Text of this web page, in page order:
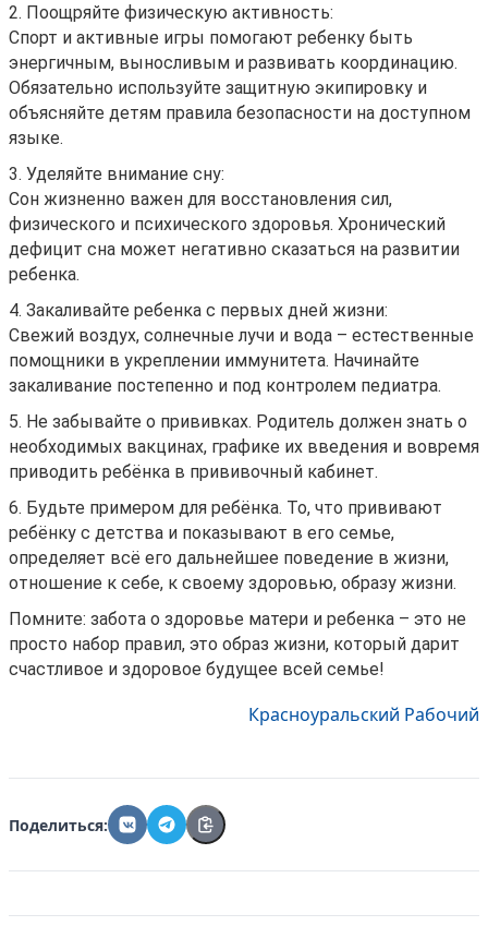
2. Поощряйте физическую активность:
Спорт и активные игры помогают ребенку быть
энергичным, выносливым и развивать координацию.
Обязательно используйте защитную экипировку и
объясняйте детям правила безопасности на доступном
языке.
3. Уделяйте внимание сну:
Сон жизненно важен для восстановления сил,
физического и психического здоровья. Хронический
дефицит сна может негативно сказаться на развитии
ребенка.
4. Закаливайте ребенка с первых дней жизни:
Свежий воздух, солнечные лучи и вода – естественные
помощники в укреплении иммунитета. Начинайте
закаливание постепенно и под контролем педиатра.
5. Не забывайте о прививках. Родитель должен знать о
необходимых вакцинах, графике их введения и вовремя
приводить ребёнка в прививочный кабинет.
6. Будьте примером для ребёнка. То, что прививают
ребёнку с детства и показывают в его семье,
определяет всё его дальнейшее поведение в жизни,
отношение к себе, к своему здоровью, образу жизни.
Помните: забота о здоровье матери и ребенка – это не
просто набор правил, это образ жизни, который дарит
счастливое и здоровое будущее всей семье!
Красноуральский Рабочий
Поделиться: